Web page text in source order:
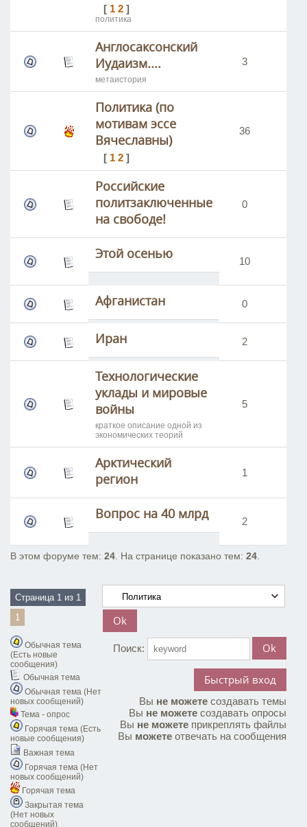
[ 1 2 ]
политика
Англосаксонский
Иудаизм....
метаистория
3
Политика (по
мотивам эссе
Вячеславны)
[ 1 2 ]
36
Российские
политзаключенные
на свободе!
0
Этой осенью 10
Афганистан 0
Иран 2
Технологические
уклады и мировые
войны
краткое описание одной из
экономических теорий
5
Арктический
регион
1
Вопрос на 40 млрд 2
В этом форуме тем: 24 . На странице показано тем: 24
Страница 1 из 1
1
Обычная тема
(Есть новые
сообщения)
Обычная тема
Обычная тема (Нет
новых сообщений)
Тема - опрос
Горячая тема (Есть
новые сообщения)
Важная тема
Горячая тема (Нет
новых сообщений)
Горячая тема
Закрытая тема
(Нет новых
сообщений)
Поиск:
Вы не можете создавать темы
Вы не можете создавать опросы
Вы не можете прикреплять файлы
Вы можете отвечать на сообщения